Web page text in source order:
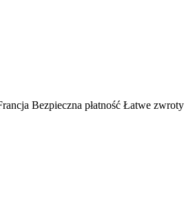
Bezpieczna płatność Łatwe zwroty